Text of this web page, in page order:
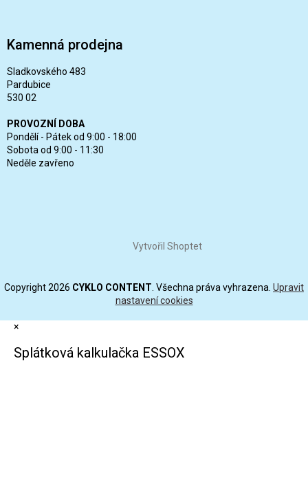
Kamenná prodejna
Sladkovského 483
Pardubice
530 02
PROVOZNÍ DOBA
Pondělí - Pátek od 9:00 - 18:00
Sobota od 9:00 - 11:30
Neděle zavřeno
Vytvořil Shoptet
Copyright 2026 CYKLO CONTENT . Všechna práva vyhrazena. Upravit
nastavení cookies
×
Splátková kalkulačka ESSOX